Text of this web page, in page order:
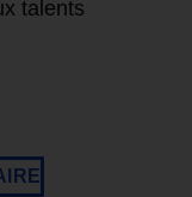
talents